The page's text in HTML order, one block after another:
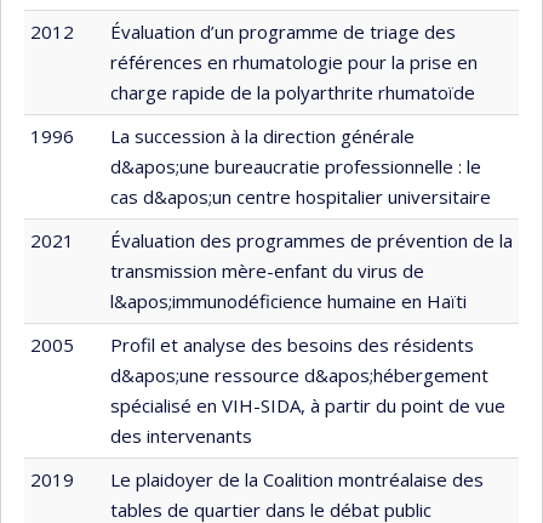
2012
Évaluation d’un programme de triage des
références en rhumatologie pour la prise en
charge rapide de la polyarthrite rhumatoïde
1996
La succession à la direction générale
d&apos;une bureaucratie professionnelle : le
cas d&apos;un centre hospitalier universitaire
2021
Évaluation des programmes de prévention de la
transmission mère-enfant du virus de
l&apos;immunodéficience humaine en Haïti
2005
Profil et analyse des besoins des résidents
d&apos;une ressource d&apos;hébergement
spécialisé en VIH-SIDA, à partir du point de vue
des intervenants
2019
Le plaidoyer de la Coalition montréalaise des
tables de quartier dans le débat public